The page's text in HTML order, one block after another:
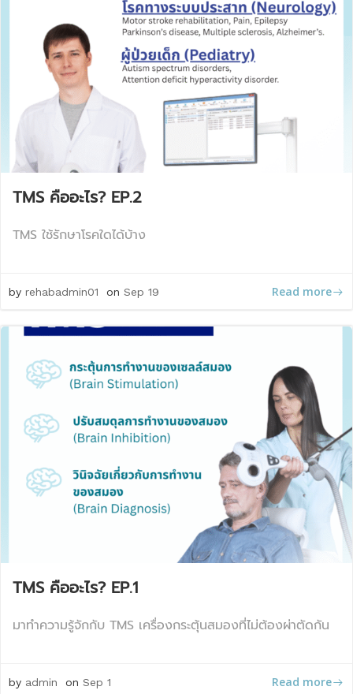
TMS คืออะไร? EP.2
TMS ใช้รักษาโรคใดได้บ้าง
by rehabadmin01 on Sep 19 Read more
TMS คืออะไร? EP.1
มาทำความรู้จักกับ TMS เครื่องกระตุ้นสมองที่ไม่ต้องผ่าตัดกัน
by admin on Sep 1 Read more